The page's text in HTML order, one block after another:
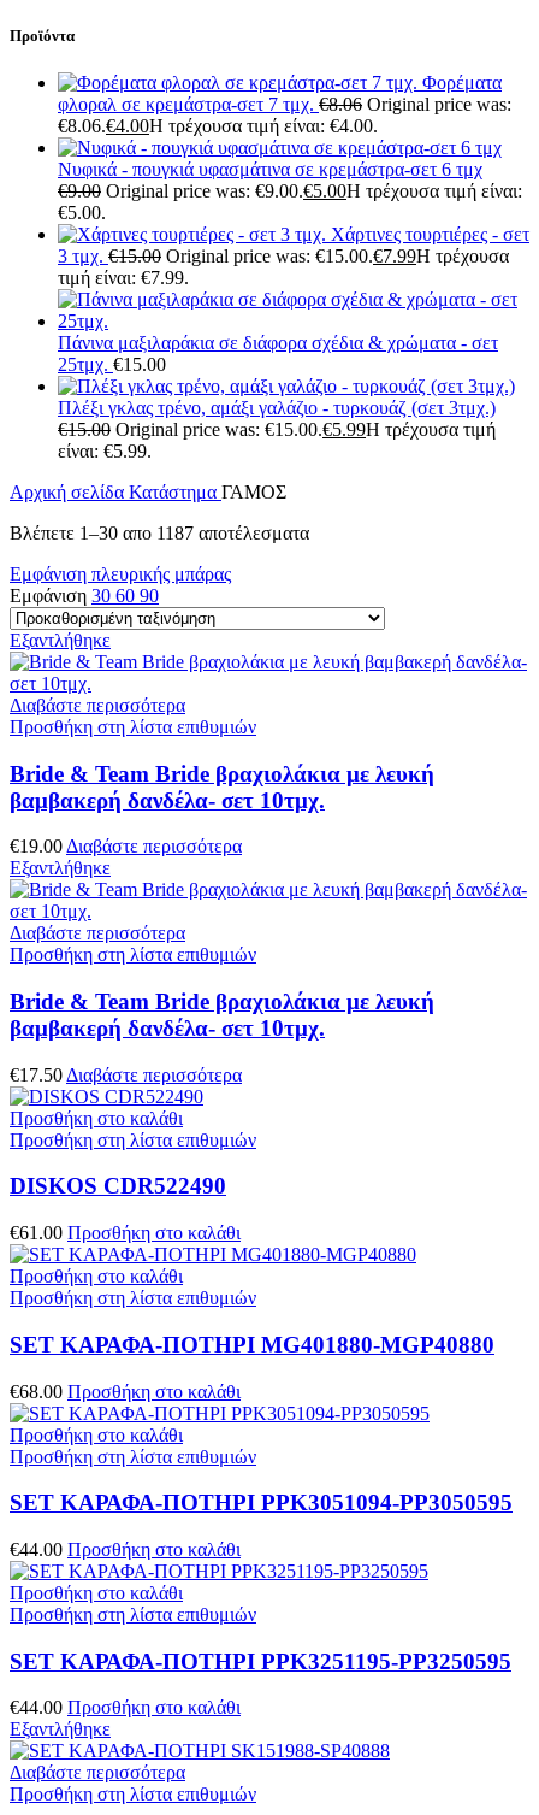
Προϊόντα
Φορέματα
φλοραλ σε κρεμάστρα-σετ 7 τμχ. €8.06 Original price was:
€8.06.€4.00Η τρέχουσα τιμή είναι: €4.00.
Νυφικά - πουγκιά υφασμάτινα σε κρεμάστρα-σετ 6 τμχ
€9.00 Original price was: €9.00.€5.00Η τρέχουσα τιμή είναι:
€5.00.
Χάρτινες τουρτιέρες - σετ
3 τμχ. €15.00 Original price was: €15.00.€7.99Η τρέχουσα
τιμή είναι: €7.99.
Πάνινα μαξιλαράκια σε διάφορα σχέδια & χρώματα - σετ
25τμχ. €15.00
Πλέξι γκλας τρένο, αμάξι γαλάζιο - τυρκουάζ (σετ 3τμχ.)
€15.00 Original price was: €15.00.€5.99Η τρέχουσα τιμή
είναι: €5.99.
Αρχική σελίδα Κατάστημα ΓΑΜΟΣ
Βλέπετε 1–30 απο 1187 αποτέλεσματα
Εμφάνιση πλευρικής μπάρας
Εμφάνιση 30 60 90
Εξαντλήθηκε
Διαβάστε περισσότερα
Προσθήκη στη λίστα επιθυμιών
Bride & Team Bride βραχιολάκια με λευκή
βαμβακερή δανδέλα- σετ 10τμχ.
€19.00 Διαβάστε περισσότερα
Εξαντλήθηκε
Διαβάστε περισσότερα
Προσθήκη στη λίστα επιθυμιών
Bride & Team Bride βραχιολάκια με λευκή
βαμβακερή δανδέλα- σετ 10τμχ.
€17.50 Διαβάστε περισσότερα
Προσθήκη στο καλάθι
Προσθήκη στη λίστα επιθυμιών
DISKOS CDR522490
€61.00 Προσθήκη στο καλάθι
Προσθήκη στο καλάθι
Προσθήκη στη λίστα επιθυμιών
SET ΚΑΡΑΦΑ-ΠΟΤΗΡΙ MG401880-MGP40880
€68.00 Προσθήκη στο καλάθι
Προσθήκη στο καλάθι
Προσθήκη στη λίστα επιθυμιών
SET ΚΑΡΑΦΑ-ΠΟΤΗΡΙ PPK3051094-PP3050595
€44.00 Προσθήκη στο καλάθι
Προσθήκη στο καλάθι
Προσθήκη στη λίστα επιθυμιών
SET ΚΑΡΑΦΑ-ΠΟΤΗΡΙ PPK3251195-PP3250595
€44.00 Προσθήκη στο καλάθι
Εξαντλήθηκε
Διαβάστε περισσότερα
Προσθήκη στη λίστα επιθυμιών